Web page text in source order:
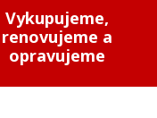
Vykupujeme,
renovujeme a
opravujeme